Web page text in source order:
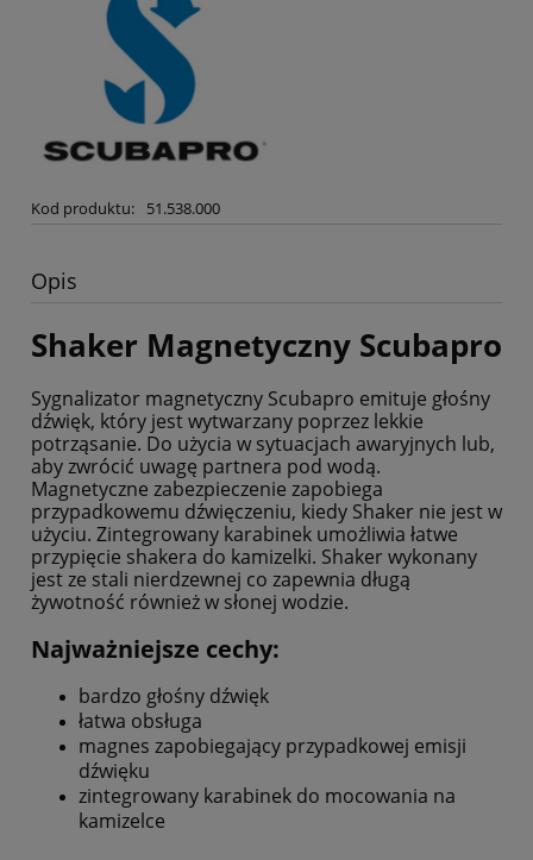
Kod produktu: 51.538.000
Opis
Shaker Magnetyczny Scubapro
Sygnalizator magnetyczny Scubapro emituje głośny
dźwięk, który jest wytwarzany poprzez lekkie
potrząsanie. Do użycia w sytuacjach awaryjnych lub,
aby zwrócić uwagę partnera pod wodą.
Magnetyczne zabezpieczenie zapobiega
przypadkowemu dźwięczeniu, kiedy Shaker nie jest w
użyciu. Zintegrowany karabinek umożliwia łatwe
przypięcie shakera do kamizelki. Shaker wykonany
jest ze stali nierdzewnej co zapewnia długą
żywotność również w słonej wodzie.
Najważniejsze cechy:
bardzo głośny dźwięk
łatwa obsługa
magnes zapobiegający przypadkowej emisji
dźwięku
zintegrowany karabinek do mocowania na
kamizelce